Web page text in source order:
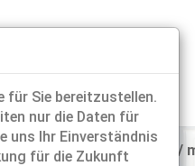
+49 (0) 52 50 - 93 32 50 /
für Sie bereitzustellen.
nur die Daten für
uns Ihr Einverständnis
für die Zukunft